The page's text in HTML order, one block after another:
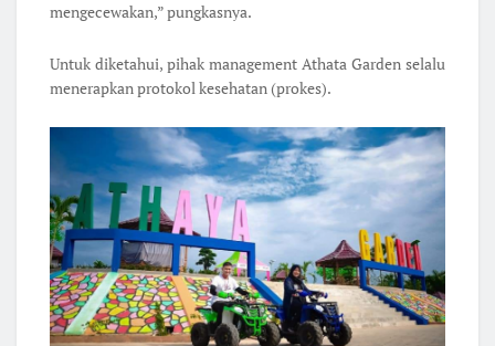
mengecewakan,” pungkasnya.
Untuk diketahui, pihak management Athata Garden selalu
menerapkan protokol kesehatan (prokes).